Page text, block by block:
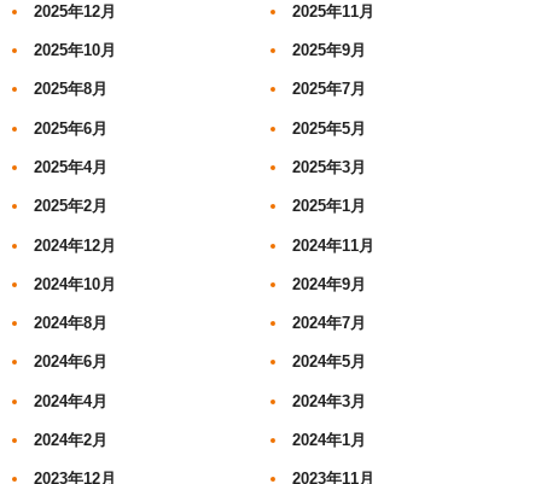
2025年12月 2025年11月
2025年10月 2025年9月
2025年8月 2025年7月
2025年6月 2025年5月
2025年4月 2025年3月
2025年2月 2025年1月
2024年12月 2024年11月
2024年10月 2024年9月
2024年8月 2024年7月
2024年6月 2024年5月
2024年4月 2024年3月
2024年2月 2024年1月
2023年12月 2023年11月